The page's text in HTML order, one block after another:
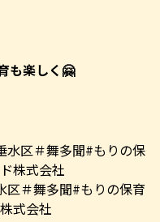
も楽しく🤗
区＃舞多聞#もりの保育
式会社